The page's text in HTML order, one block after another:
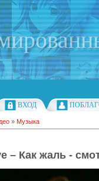
ВХОД
» Музыка
– Как жаль -